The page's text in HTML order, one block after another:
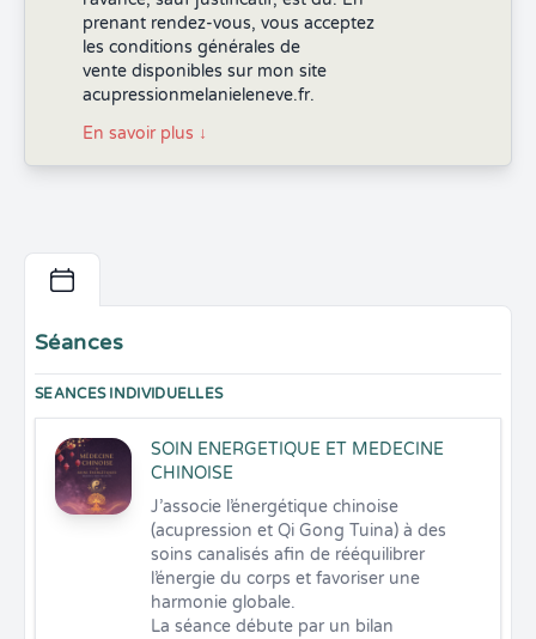
prenant rendez-vous, vous acceptez
les conditions générales de
vente disponibles sur mon site
acupressionmelanieleneve.fr.
En savoir plus ↓
Séances
SEANCES INDIVIDUELLES
SOIN ENERGETIQUE ET MEDECINE
CHINOISE
J’associe l’énergétique chinoise
(acupression et Qi Gong Tuina) à des
soins canalisés afin de rééquilibrer
l’énergie du corps et favoriser une
harmonie globale.
La séance débute par un bilan